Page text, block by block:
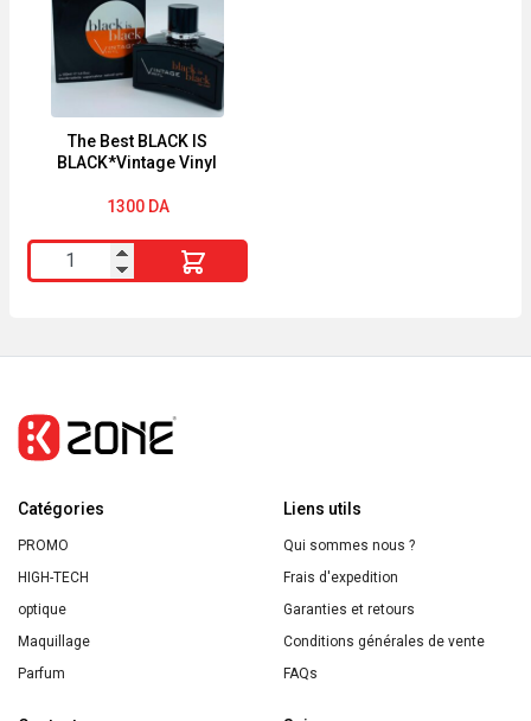
Parfum
Homme
The Best BLACK IS
BLACK*Vintage Vinyl
1300 DA
quantité
de
IS
BLACK*Vintage
Catégories
PROMO
HIGH-TECH
optique
Maquillage
Parfum
Liens utils
Qui sommes nous ?
Frais d'expedition
Garanties et retours
Conditions générales de vente
FAQs